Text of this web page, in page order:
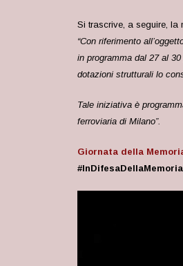
Si trascrive, a seguire, la
“Con riferimento
in programma dal 27 al
dotazioni strutturali lo
Tale iniziativa è
ferroviaria di Milano”.
Giornata della
#InDifesaDellaMemoria